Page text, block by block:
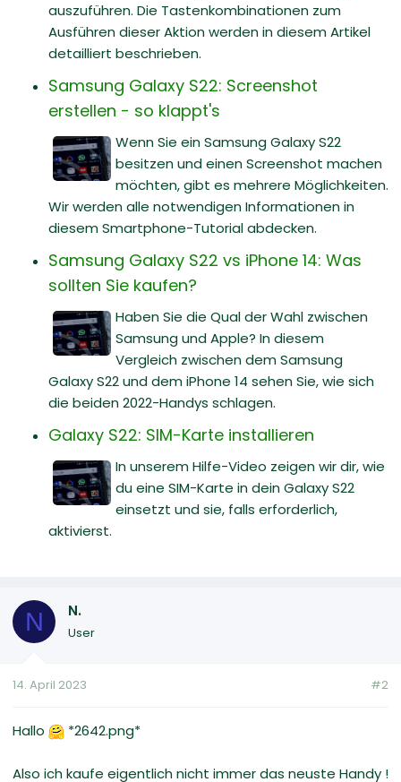
auszuführen. Die Tastenkombinationen zum
Ausführen dieser Aktion werden in diesem Artikel
detailliert beschrieben.
Samsung Galaxy S22: Screenshot
erstellen - so klappt's
Wenn Sie ein Samsung Galaxy S22
besitzen und einen Screenshot machen
möchten, gibt es mehrere Möglichkeiten.
Wir werden alle notwendigen Informationen in
diesem Smartphone-Tutorial abdecken.
Samsung Galaxy S22 vs iPhone 14: Was
sollten Sie kaufen?
Haben Sie die Qual der Wahl zwischen
Samsung und Apple? In diesem
Vergleich zwischen dem Samsung
Galaxy S22 und dem iPhone 14 sehen Sie, wie sich
die beiden 2022-Handys schlagen.
Galaxy S22: SIM-Karte installieren
In unserem Hilfe-Video zeigen wir dir, wie
du eine SIM-Karte in dein Galaxy S22
einsetzt und sie, falls erforderlich,
aktivierst.
N N.
User
14. April 2023 #2
Hallo ‍*2642.png*
Also ich kaufe eigentlich nicht immer das neuste Handy !